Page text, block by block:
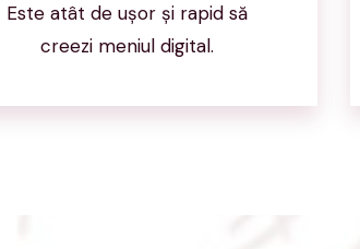
Este atât de uşor şi rapid să
creezi meniul digital.